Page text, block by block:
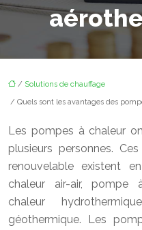
/ Solutions de chauffage
/ Quels sont les avantages des
Les pompes à chaleur
plusieurs personnes.
renouvelable existent
chaleur air-air, pompe
chaleur
géothermique. Les